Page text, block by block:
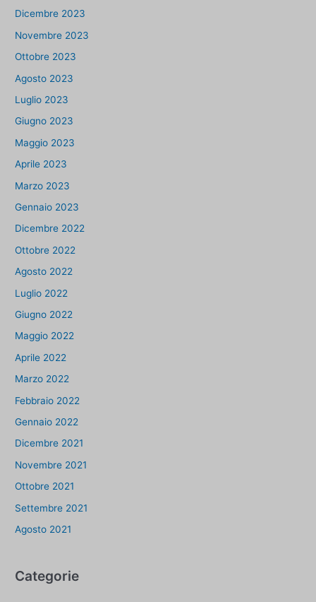
Dicembre 2023
Novembre 2023
Ottobre 2023
Agosto 2023
Luglio 2023
Giugno 2023
Maggio 2023
Aprile 2023
Marzo 2023
Gennaio 2023
Dicembre 2022
Ottobre 2022
Agosto 2022
Luglio 2022
Giugno 2022
Maggio 2022
Aprile 2022
Marzo 2022
Febbraio 2022
Gennaio 2022
Dicembre 2021
Novembre 2021
Ottobre 2021
Settembre 2021
Agosto 2021
Categorie